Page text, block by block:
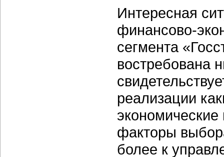
Интересная
финансово-
сегмента
востребована
реализации
экономические
факторы
более к